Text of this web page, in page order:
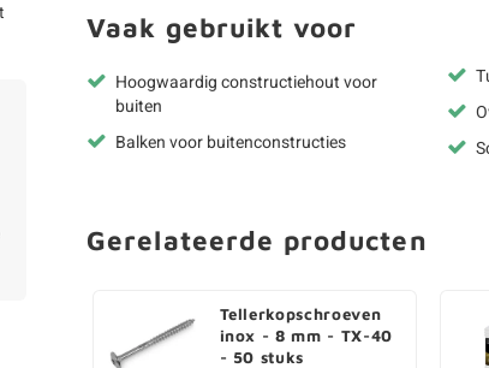
Vaak gebruikt voor
Hoogwaardig constructiehout voor
buiten
Balken voor buitenconstructies
Gerelateerde producten
Tellerkopschroeven
inox - 8 mm - TX-40
- 50 stuks